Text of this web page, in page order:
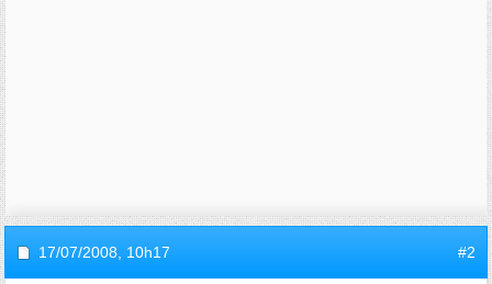
17/07/2008, 10h17 #2